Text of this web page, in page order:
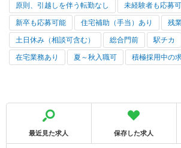
原則、引越しを伴う転勤なし 未経験者も応募
新卒も応募可能 住宅補助（手当）あり 残
土日休み（相談可含む） 総合門前 駅チカ
在宅業務あり 夏～秋入職可 積極採用中の
最近見た求人 保存した求人